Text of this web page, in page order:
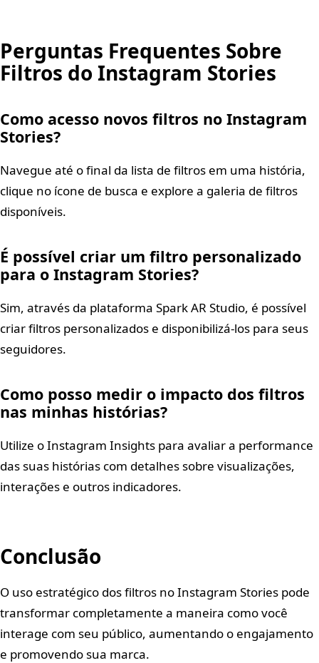
Perguntas Frequentes Sobre
Filtros do Instagram Stories
Como acesso novos filtros no Instagram
Stories?
Navegue até o final da lista de filtros em uma história,
clique no ícone de busca e explore a galeria de filtros
disponíveis.
É possível criar um filtro personalizado
para o Instagram Stories?
Sim, através da plataforma Spark AR Studio, é possível
criar filtros personalizados e disponibilizá-los para seus
seguidores.
Como posso medir o impacto dos filtros
nas minhas histórias?
Utilize o Instagram Insights para avaliar a performance
das suas histórias com detalhes sobre visualizações,
interações e outros indicadores.
Conclusão
O uso estratégico dos filtros no Instagram Stories pode
transformar completamente a maneira como você
interage com seu público, aumentando o engajamento
e promovendo sua marca.